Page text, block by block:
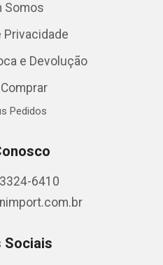
Somos
Privacidade
e Devolução
Pedidos
6410
Sociais